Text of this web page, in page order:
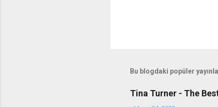
Bu blogdaki popüler
Tina Turner - The